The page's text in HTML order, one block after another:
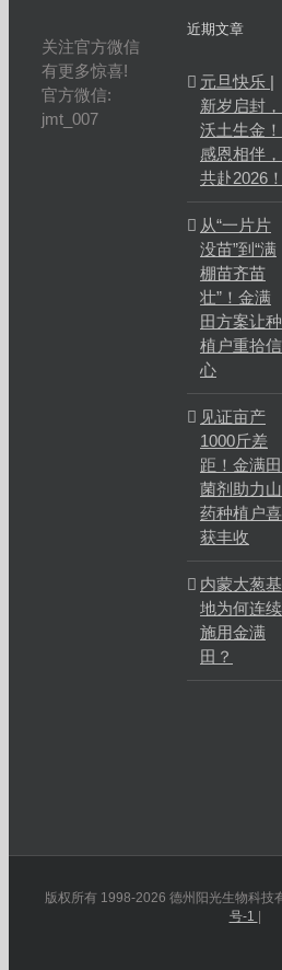
关注官方微信
有更多惊喜!
官方微信:
jmt_007
近期文章
元旦快乐 |
新岁启封，
沃土生金！
感恩相伴，
共赴2026！
从“一片片
没苗”到“满
棚苗齐苗
壮”！金满
田方案让种
植户重拾信
心
见证亩产
1000斤差
距！金满田
菌剂助力山
药种植户喜
获丰收
内蒙大葱基
地为何连续
施用金满
田？
版权所有 1998-2026 德州阳光生物科技
号-1